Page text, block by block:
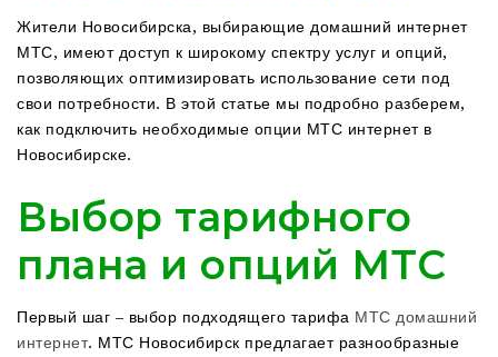
Жители Новосибирска, выбирающие домашний интернет
МТС, имеют доступ к широкому спектру услуг и опций,
позволяющих оптимизировать использование сети под
свои потребности. В этой статье мы подробно разберем,
как подключить необходимые опции МТС интернет в
Новосибирске.
Выбор тарифного
плана и опций МТС
Первый шаг – выбор подходящего тарифа МТС домашний
интернет. МТС Новосибирск предлагает разнообразные